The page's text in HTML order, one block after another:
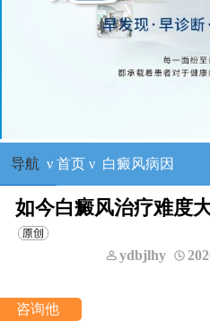
导航 ν 首页ν 白癜风病因
如今白癜风治疗难度
ydbjlhy